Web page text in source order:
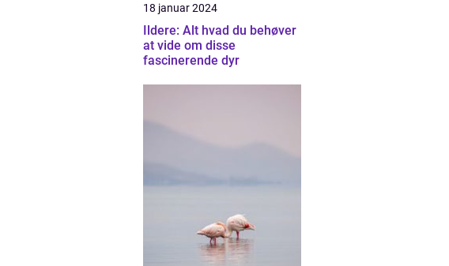
18 januar 2024
Ildere: Alt hvad du behøver
at vide om disse
fascinerende dyr